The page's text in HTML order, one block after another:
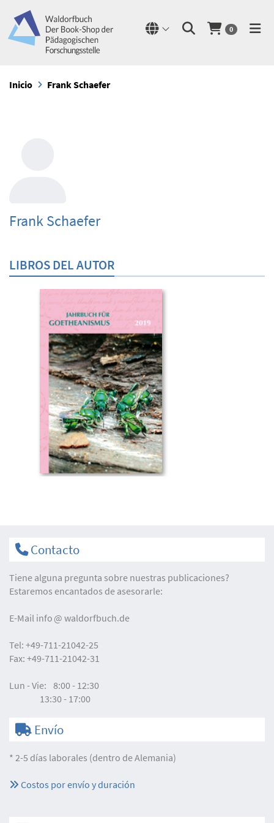
0
Inicio Frank Schaefer
Frank Schaefer
LIBROS DEL AUTOR
Contacto
Tiene alguna pregunta sobre nuestras publicaciones?
Estaremos encantados de asesorarle:
E-Mail info waldorfbuch.de
Tel: +49-711-21042-25
Fax: +49-711-21042-31
Lun - Vie: 8:00 - 12:30
13:30 - 17:00
Envío
* 2-5 días laborales (dentro de Alemania)
Costos por envío y duración